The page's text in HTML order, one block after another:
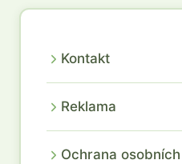
Kontakt
Reklama
Ochrana